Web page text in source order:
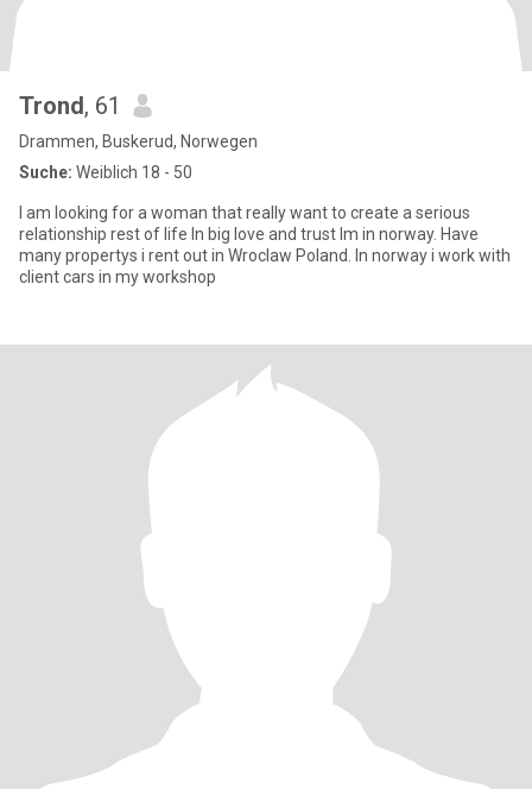
Trond, 61
Drammen, Buskerud, Norwegen
Suche: Weiblich 18 - 50
I am looking for a woman that really want to create a serious
relationship rest of life In big love and trust Im in norway. Have
many propertys i rent out in Wroclaw Poland. In norway i work with
client cars in my workshop